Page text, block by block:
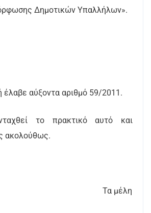
Δημοτικών Υπαλλήλων».
αύξοντα αριθμό 59/2011.
το πρακτικό αυτό και
ακολούθως.
Τα μέλη